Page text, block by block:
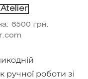
6500 грн.
роботи зі